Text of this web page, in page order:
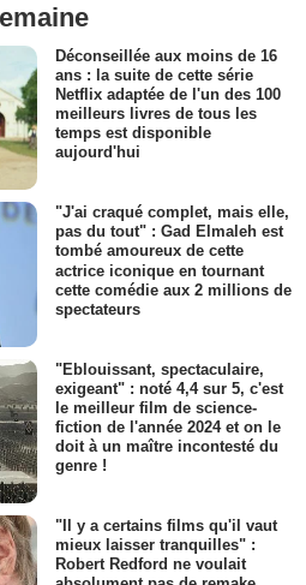
Déconseillée aux moins de 16
ans : la suite de cette série
Netflix adaptée de l'un des 100
meilleurs livres de tous les
temps est disponible
aujourd'hui
"J'ai craqué complet, mais elle,
pas du tout" : Gad Elmaleh est
tombé amoureux de cette
actrice iconique en tournant
cette comédie aux 2 millions de
spectateurs
"Eblouissant, spectaculaire,
exigeant" : noté 4,4 sur 5, c'est
le meilleur film de science-
fiction de l'année 2024 et on le
doit à un maître incontesté du
genre !
"Il y a certains films qu'il vaut
mieux laisser tranquilles" :
Robert Redford ne voulait